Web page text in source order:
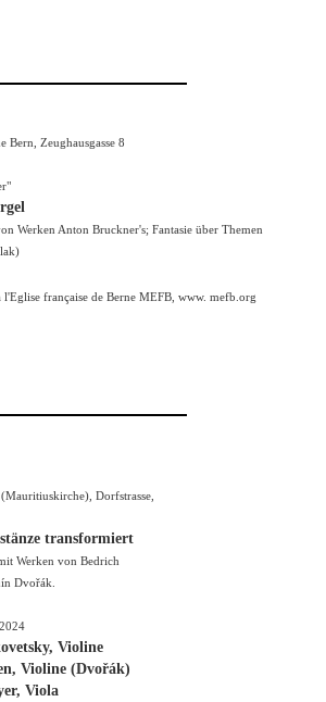
Bern, Zeughausgasse 8
Werken Anton Bruckner's; Fantasie über Themen
l'Eglise française de Berne MEFB, www. mefb.org
Dorfstrasse,
transformiert
Werken von Bedrich
Dvořák.
Violine
Violine (Dvořák)
Viola